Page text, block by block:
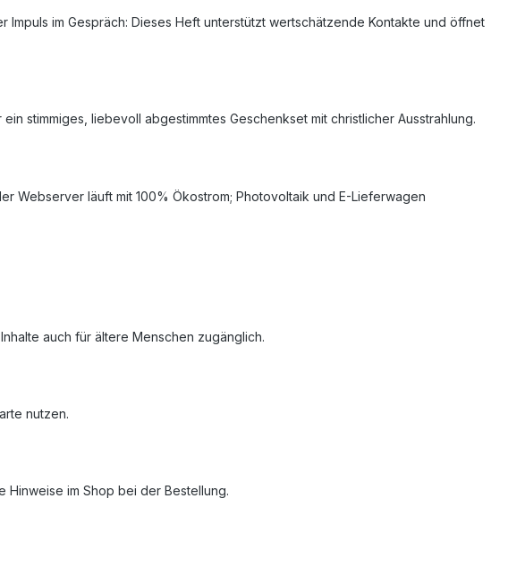
im Gespräch: Dieses Heft unterstützt wertschätzende Kontakte und öffnet
stimmiges, liebevoll abgestimmtes Geschenkset mit christlicher Ausstrahlung.
Webserver läuft mit 100% Ökostrom; Photovoltaik und E-Lieferwagen
auch für ältere Menschen zugänglich.
nutzen.
im Shop bei der Bestellung.